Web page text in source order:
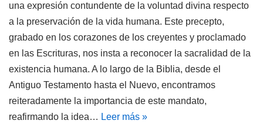
una expresión contundente de la voluntad divina respecto
a la preservación de la vida humana. Este precepto,
grabado en los corazones de los creyentes y proclamado
en las Escrituras, nos insta a reconocer la sacralidad de la
existencia humana. A lo largo de la Biblia, desde el
Antiguo Testamento hasta el Nuevo, encontramos
reiteradamente la importancia de este mandato,
reafirmando la idea… Leer más »